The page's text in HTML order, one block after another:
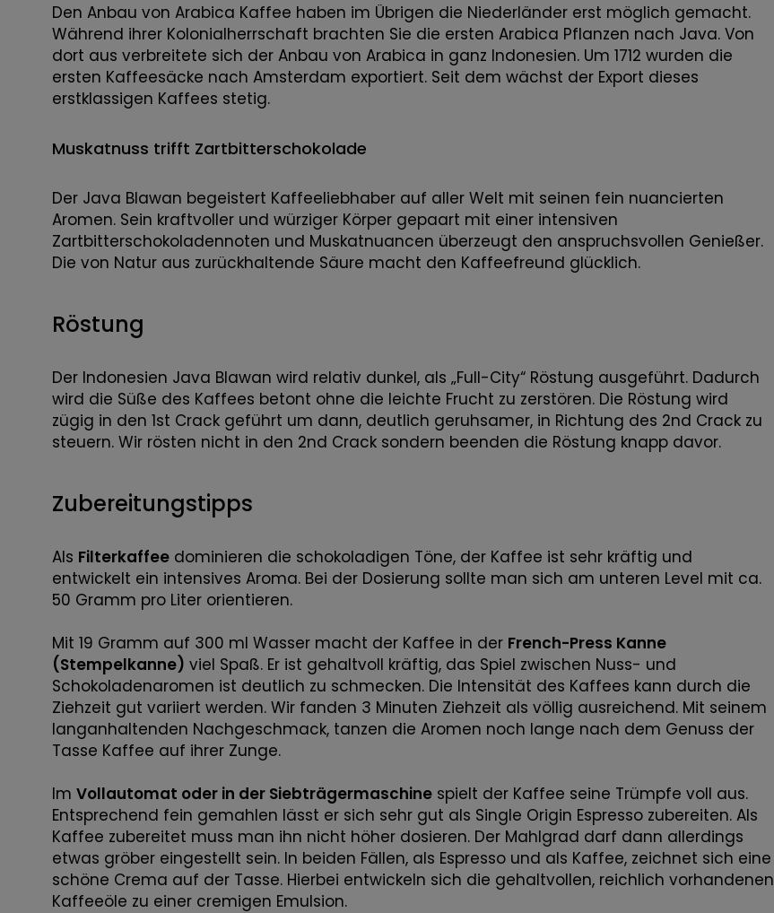
Den Anbau von Arabica Kaffee haben im Übrigen die Niederländer erst möglich gemacht.
Während ihrer Kolonialherrschaft brachten Sie die ersten Arabica Pflanzen nach Java. Von
dort aus verbreitete sich der Anbau von Arabica in ganz Indonesien. Um 1712 wurden die
ersten Kaffeesäcke nach Amsterdam exportiert. Seit dem wächst der Export dieses
erstklassigen Kaffees stetig.
Muskatnuss trifft Zartbitterschokolade
Der Java Blawan begeistert Kaffeeliebhaber auf aller Welt mit seinen fein nuancierten
Aromen. Sein kraftvoller und würziger Körper gepaart mit einer intensiven
Zartbitterschokoladennoten und Muskatnuancen überzeugt den anspruchsvollen Genießer.
Die von Natur aus zurückhaltende Säure macht den Kaffeefreund glücklich.
Röstung
Der Indonesien Java Blawan wird relativ dunkel, als „Full-City“ Röstung ausgeführt. Dadurch
wird die Süße des Kaffees betont ohne die leichte Frucht zu zerstören. Die Röstung wird
zügig in den 1st Crack geführt um dann, deutlich geruhsamer, in Richtung des 2nd Crack zu
steuern. Wir rösten nicht in den 2nd Crack sondern beenden die Röstung knapp davor.
Zubereitungstipps
Als Filterkaffee dominieren die schokoladigen Töne, der Kaffee ist sehr kräftig und
entwickelt ein intensives Aroma. Bei der Dosierung sollte man sich am unteren Level mit ca.
50 Gramm pro Liter orientieren.
Mit 19 Gramm auf 300 ml Wasser macht der Kaffee in der French-Press Kanne
(Stempelkanne) viel Spaß. Er ist gehaltvoll kräftig, das Spiel zwischen Nuss- und
Schokoladenaromen ist deutlich zu schmecken. Die Intensität des Kaffees kann durch die
Ziehzeit gut variiert werden. Wir fanden 3 Minuten Ziehzeit als völlig ausreichend. Mit seinem
langanhaltenden Nachgeschmack, tanzen die Aromen noch lange nach dem Genuss der
Tasse Kaffee auf ihrer Zunge.
Im Vollautomat oder in der Siebträgermaschine spielt der Kaffee seine Trümpfe voll aus.
Entsprechend fein gemahlen lässt er sich sehr gut als Single Origin Espresso zubereiten. Als
Kaffee zubereitet muss man ihn nicht höher dosieren. Der Mahlgrad darf dann allerdings
etwas gröber eingestellt sein. In beiden Fällen, als Espresso und als Kaffee, zeichnet sich eine
schöne Crema auf der Tasse. Hierbei entwickeln sich die gehaltvollen, reichlich vorhandenen
Kaffeeöle zu einer cremigen Emulsion.